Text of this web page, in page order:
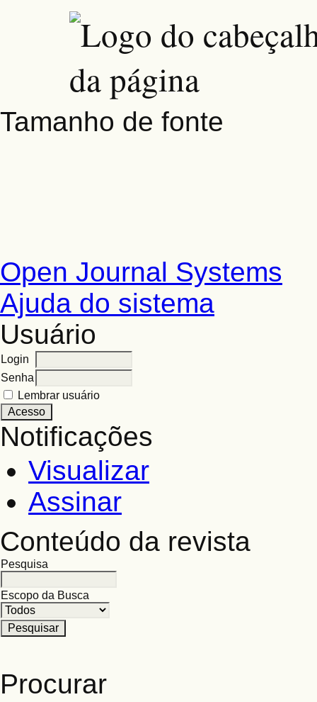
Tamanho de fonte
Open Journal Systems
Ajuda do sistema
Usuário
Login
Senha
Lembrar usuário
Notificações
Visualizar
Assinar
Conteúdo da revista
Pesquisa
Escopo da Busca
Procurar